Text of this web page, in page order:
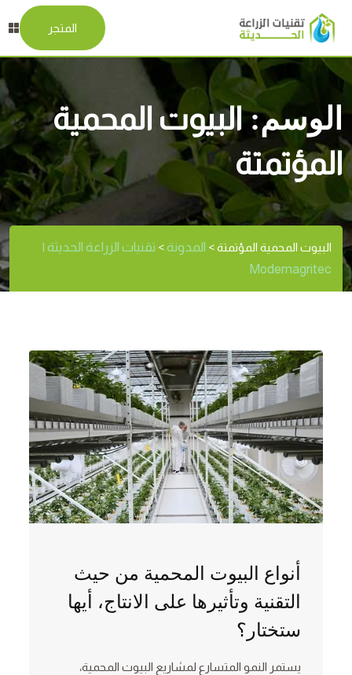
المتجر
الوسم:البيوت المحمية
المؤتمتة
البيوت المحمية المؤتمتة> المدونة> تقنيات الزراعة الحديثة |
Modernagritec
أنواع البيوت المحمية من حيث
التقنية وتأثيرها على الانتاج، أيها
ستختار؟
يستمر النمو المتسارع لمشاريع البيوت المحمية،